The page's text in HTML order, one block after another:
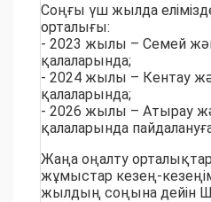
Соңғы үш жылда
орталығы:
- 2023 жылы – Семей
қалаларында;
- 2024 жылы – Кентау
қалаларында;
- 2026 жылы – Атырау
қалаларында пайдалануға
Жаңа оңалту
жұмыстар кезең-
жылдың соңына дейін